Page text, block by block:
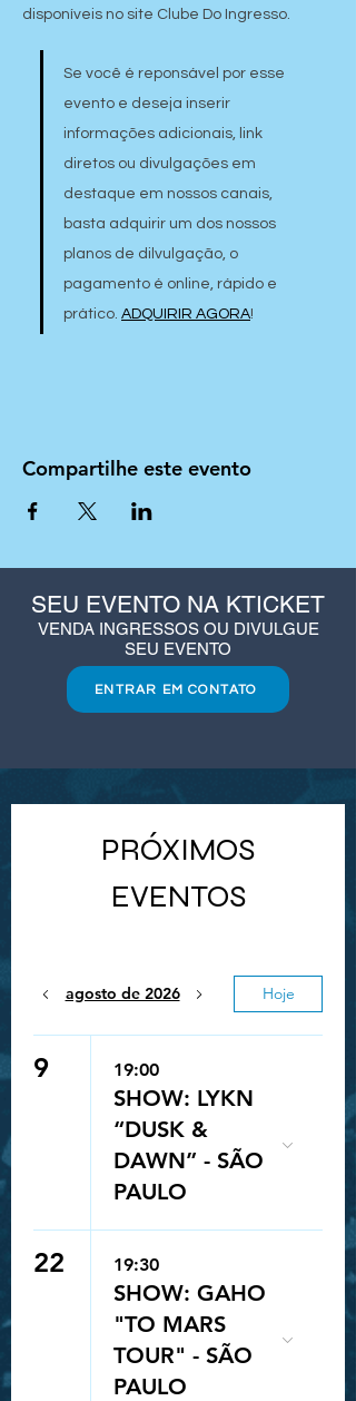
disponíveis no site Clube Do Ingresso.
Se você é reponsável por esse
evento e deseja inserir
informações adicionais, link
diretos ou divulgações em
destaque em nossos canais,
basta adquirir um dos nossos
planos de dilvulgação, o
pagamento é online, rápido e
prático. ADQUIRIR AGORA!
Compartilhe este evento
SEU EVENTO NA KTICKET
VENDA INGRESSOS OU DIVULGUE
SEU EVENTO
ENTRAR EM CONTATO
PRÓXIMOS
EVENTOS
agosto de 2026 Hoje
9 19:00
SHOW: LYKN
“DUSK &
DAWN” - SÃO
PAULO
22 19:30
SHOW: GAHO
"TO MARS
TOUR" - SÃO
PAULO